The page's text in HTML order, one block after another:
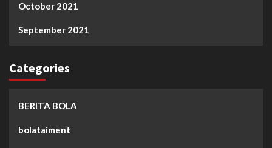
October 2021
September 2021
Categories
BERITA BOLA
bolataiment